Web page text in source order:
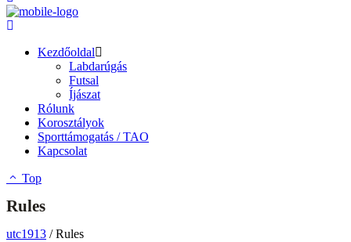
Kezdőoldal
Labdarúgás
Futsal
Íjászat
Rólunk
Korosztályok
Sporttámogatás / TAO
Kapcsolat
Top
Rules
utc1913 /Rules